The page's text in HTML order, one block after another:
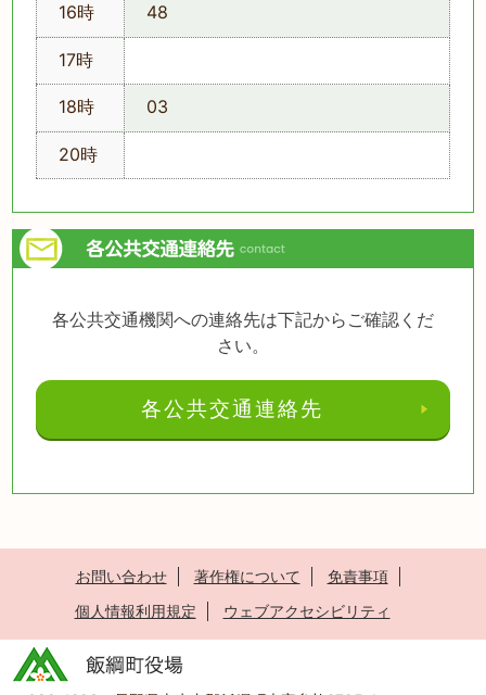
16時 48
17時
18時 03
20時
各公共交通機関への連絡先は下記からご確認くだ
さい。
各公共交通連絡先
お問い合わせ 著作権について
免責事項
個人情報利用規定
ウェブアクセシビリティ